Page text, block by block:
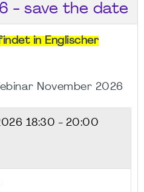
- save the date
in Englischer
November 2026
18:30 - 20:00